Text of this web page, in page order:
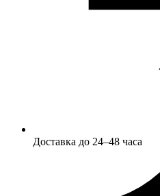
Доставка до 24–48 часа